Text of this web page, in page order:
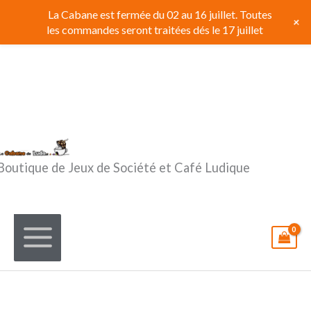
contenu
de Jeux de Société et Café Ludique
La Cabane est fermée du 02 au 16 juillet. Toutes
les commandes seront traitées dés le 17 juillet
+